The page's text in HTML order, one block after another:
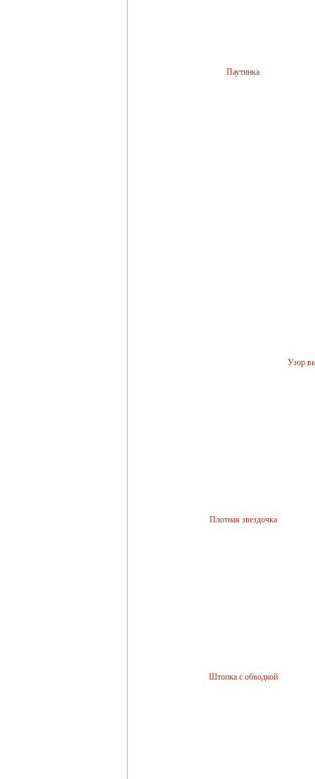
Паутинка
Узор
Плотная звездочка
Штопка с обводкой